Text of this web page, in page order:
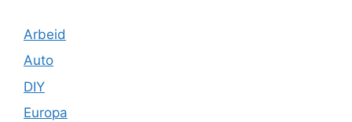
Arbeid
Auto
DIY
Europa